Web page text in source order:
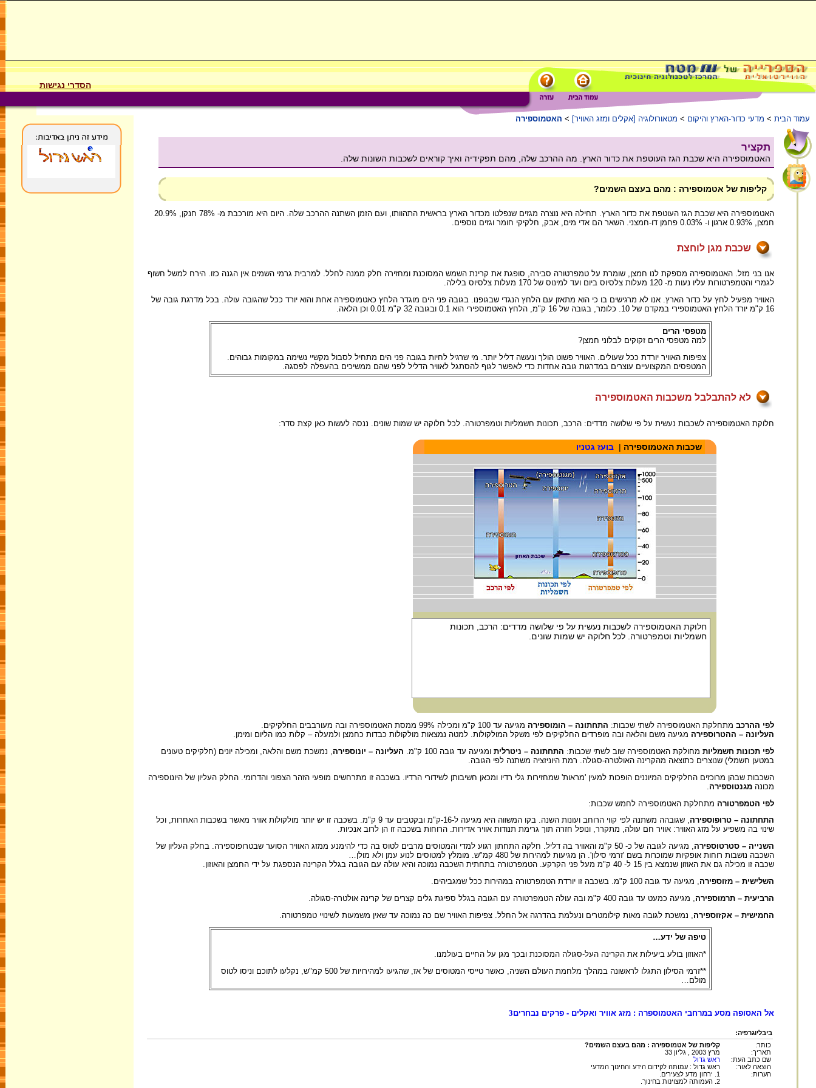
הסדרי נגישות
עמוד הבית > מדעי כדור-הארץ והיקום > מטאורולוגיה [אקלים ומזג האוויר] > האטמוספירה
תקציר
האטמוספירה היא שכבת הגז העוטפת את כדור הארץ. מה ההרכב שלה, מהם תפקידיה ואיך קוראים לשכבות השונות שלה.
קליפות של אטמוספירה : מהם בעצם השמים?
האטמוספירה היא שכבת הגז העוטפת את כדור הארץ. תחילה היא נוצרה מגזים שנפלטו מכדור הארץ בראשית התהוותו, ועם הזמן השתנה ההרכב שלה. היום היא מורכבת מ- 78% חנקן, 20.9%
חמצן, 0.93% ארגון ו- 0.03% פחמן דו-חמצני. השאר הם אדי מים, אבק, חלקיקי חומר וגזים נוספים.
שכבת מגן לוחצת
אנו בני מזל. האטמוספירה מספקת לנו חמצן, שומרת על טמפרטורה סבירה, סופגת את קרינת השמש המסוכנת ומחזירה חלק ממנה לחלל. למרבית גרמי השמים אין הגנה כזו. הירח למשל חשוף
לגמרי והטמפרטורות עליו נעות מ- 120 מעלות צלסיוס ביום ועד למינוס של 170 מעלות צלסיוס בלילה.
האוויר מפעיל לחץ על כדור הארץ. אנו לא מרגישים בו כי הוא מתאזן עם הלחץ הנגדי שבגופנו. בגובה פני הים מוגדר הלחץ כאטמוספירה אחת והוא יורד ככל שהגובה עולה. בכל מדרגת גובה של
16 ק"מ יורד הלחץ האטמוספירי במקדם של 10. כלומר, בגובה של 16 ק"מ, הלחץ האטמוספירי הוא 0.1 ובגובה 32 ק"מ 0.01 וכן הלאה.
מטפסי הרים
למה מטפסי הרים זקוקים לבלוני חמצן?
צפיפות האוויר יורדת ככל שעולים. האוויר פשוט הולך ונעשה דליל יותר. מי שרגיל לחיות בגובה פני הים מתחיל לסבול מקשיי נשימה במקומות גבוהים.
המטפסים המקצועיים עוצרים במדרגות גובה אחדות כדי לאפשר לגוף להסתגל לאוויר הדליל לפני שהם ממשיכים בהעפלה לפסגה.
לא להתבלבל משכבות האטמוספירה
חלוקת האטמוספירה לשכבות נעשית על פי שלושה מדדים: הרכב, תכונות חשמליות וטמפרטורה. לכל חלוקה יש שמות שונים. ננסה לעשות כאן קצת סדר:
לפי ההרכב מתחלקת האטמוספירה לשתי שכבות: התחתונה – הומוספירה מגיעה עד 100 ק"מ ומכילה 99% ממסת האטמוספירה ובה מעורבבים החלקיקים.
העליונה – ההטרוספירה מגיעה משם והלאה ובה מופרדים החלקיקים לפי משקל המולקולות. למטה נמצאות מולקולות כבדות כחמצן ולמעלה – קלות כמו הליום ומימן.
לפי תכונות חשמליות מחולקת האטמוספירה שוב לשתי שכבות: התחתונה – ניטרלית ומגיעה עד גובה 100 ק"מ. העליונה – יונוספירה , נמשכת משם והלאה, ומכילה יונים (חלקיקים טעונים
במטען חשמלי) שנוצרים כתוצאה מהקרינה האולטרה-סגולה. רמת היוניזציה משתנה לפי הגובה.
השכבות שבהן מרוכזים החלקיקים המיוננים הופכות למעין 'מראות' שמחזירות גלי רדיו ומכאן חשיבותן לשידורי הרדיו. בשכבה זו מתרחשים מופעי הזהר הצפוני והדרומי. החלק העליון של היונוספירה
מכונה מגנטוספירה
לפי הטמפרטורה מתחלקת האטמוספירה לחמש שכבות:
התחתונה – טרופוספירה
, שגובהה משתנה לפי קווי הרוחב ועונות השנה. בקו המשווה היא מגיעה ל-16-ק"מ ובקטבים עד 9 ק"מ. בשכבה זו יש יותר מולקולות אוויר מאשר בשכבות האחרות, וכל
שינוי בה משפיע על מזג האוויר: אוויר חם עולה, מתקרר, ונופל חזרה תוך גרימת תנודות אוויר אדירות. הרוחות בשכבה זו הן לרוב אנכיות.
השנייה – סטרטוספירה
, מגיעה לגובה של כ- 50 ק"מ והאוויר בה דליל. חלקה התחתון רגוע למדי והמטוסים מרבים לטוס בה כדי להימנע ממזג האוויר הסוער שבטרופוספירה. בחלק העליון של
השכבה נושבות רוחות אופקיות שמוכרות בשם 'זרמי סילון'. הן מגיעות למהירות של 480 קמ"ש. מומלץ למטוסים לנוע עמן ולא מולן…
שכבה זו מכילה גם את האוזון שנמצא בין 15 ל- 40 ק"מ מעל פני הקרקע. הטמפרטורה בתחתית השכבה נמוכה והיא עולה עם הגובה בגלל הקרינה הנספגת על ידי החמצן והאוזון.
השלישית – מזוספירה , מגיעה עד גובה 100 ק"מ. בשכבה זו יורדת הטמפרטורה במהירות ככל שמגביהים.
הרביעית – תרמוספירה , מגיעה כמעט עד גובה 400 ק"מ ובה עולה הטמפרטורה עם הגובה בגלל ספיגת גלים קצרים של קרינה אולטרה-סגולה.
החמישית – אקזוספירה , נמשכת לגובה מאות קילומטרים ונעלמת בהדרגה אל החלל. צפיפות האוויר שם כה נמוכה עד שאין משמעות לשינויי טמפרטורה.
טיפה של ידע…
*האוזון בולע ביעילות את הקרינה העל-סגולה המסוכנת ובכך מגן על החיים בעולמנו.
**זרמי הסילון התגלו לראשונה במהלך מלחמת העולם השניה, כאשר טייסי המטוסים של אז, שהגיעו למהירויות של 500 קמ"ש, נקלעו לתוכם וניסו לטוס
מולם…
אל האסופה מסע במרחבי האטמוספרה : מזג אוויר ואקלים - פרקים נבחרים3
ביבליוגרפיה:
כותר:
קליפות של אטמוספירה : מהם בעצם השמים?
תאריך:
מרץ 2003 , גליון 33
שם כתב העת:
ראש גדול
הוצאה לאור:
ראש גדול : עמותה לקידום הידע והחינוך המדעי
הערות:
1. ירחון מדע לצעירים.
2. העמותה למצוינות בחינוך.